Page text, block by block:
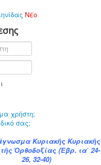
Νέο
χρήστη;
σας;
Κυριακῆς Κυριακῆς
Ὀρθοδοξίας (Ἑβρ. ια΄ 24-
26, 32-40)